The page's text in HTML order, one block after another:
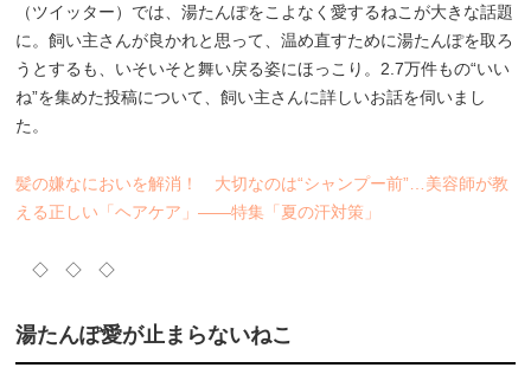
（ツイッター）では、湯たんぽをこよなく愛するねこが大きな話題
に。飼い主さんが良かれと思って、温め直すために湯たんぽを取ろ
うとするも、いそいそと舞い戻る姿にほっこり。2.7万件もの“いい
ね”を集めた投稿について、飼い主さんに詳しいお話を伺いまし
た。
髪の嫌なにおいを解消！ 大切なのは“シャンプー前”…美容師が教
える正しい「ヘアケア」――特集「夏の汗対策」
◇ ◇ ◇
湯たんぽ愛が止まらないねこ